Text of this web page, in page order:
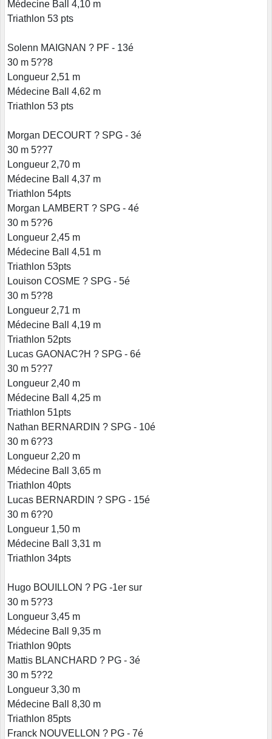
Médecine Ball 4,10 m
Triathlon 53 pts
Solenn MAIGNAN ? PF - 13é
30 m 5??8
Longueur 2,51 m
Médecine Ball 4,62 m
Triathlon 53 pts
Morgan DECOURT ? SPG - 3é
30 m 5??7
Longueur 2,70 m
Médecine Ball 4,37 m
Triathlon 54pts
Morgan LAMBERT ? SPG - 4é
30 m 5??6
Longueur 2,45 m
Médecine Ball 4,51 m
Triathlon 53pts
Louison COSME ? SPG - 5é
30 m 5??8
Longueur 2,71 m
Médecine Ball 4,19 m
Triathlon 52pts
Lucas GAONAC?H ? SPG - 6é
30 m 5??7
Longueur 2,40 m
Médecine Ball 4,25 m
Triathlon 51pts
Nathan BERNARDIN ? SPG - 10é
30 m 6??3
Longueur 2,20 m
Médecine Ball 3,65 m
Triathlon 40pts
Lucas BERNARDIN ? SPG - 15é
30 m 6??0
Longueur 1,50 m
Médecine Ball 3,31 m
Triathlon 34pts
Hugo BOUILLON ? PG -1er sur
30 m 5??3
Longueur 3,45 m
Médecine Ball 9,35 m
Triathlon 90pts
Mattis BLANCHARD ? PG - 3é
30 m 5??2
Longueur 3,30 m
Médecine Ball 8,30 m
Triathlon 85pts
Franck NOUVELLON ? PG - 7é